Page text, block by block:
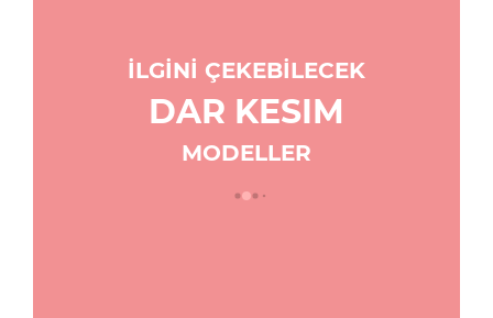
İLGİNİ ÇEKEBİLECEK
DAR KESIM
MODELLER